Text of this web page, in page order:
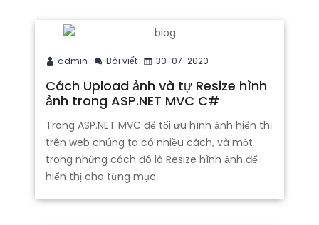
admin Bài viết 30-07-2020
Cách Upload ảnh và tự Resize hình
ảnh trong ASP.NET MVC C#
Trong ASP.NET MVC để tối ưu hình ảnh hiển thị
trên web chúng ta có nhiều cách, và một
trong những cách đó là Resize hình ảnh để
hiển thị cho từng mục..